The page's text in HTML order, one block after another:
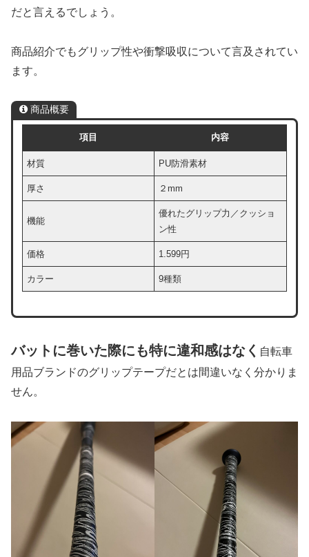
だと言えるでしょう。
商品紹介でもグリップ性や衝撃吸収について言及されてい
ます。
商品概要
項目 内容
材質 PU防滑素材
厚さ ２mm
機能
優れたグリップ力／クッショ
ン性
価格 1.599円
カラー 9種類
バットに巻いた際にも特に違和感はなく 自転車
用品ブランドのグリップテープだとは間違いなく分かりま
せん。